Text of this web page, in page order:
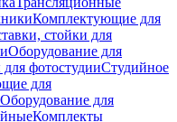
Комплектующие для
стойки для
Оборудование для
фотостудииСтудийное
для
Оборудование для
Комплекты